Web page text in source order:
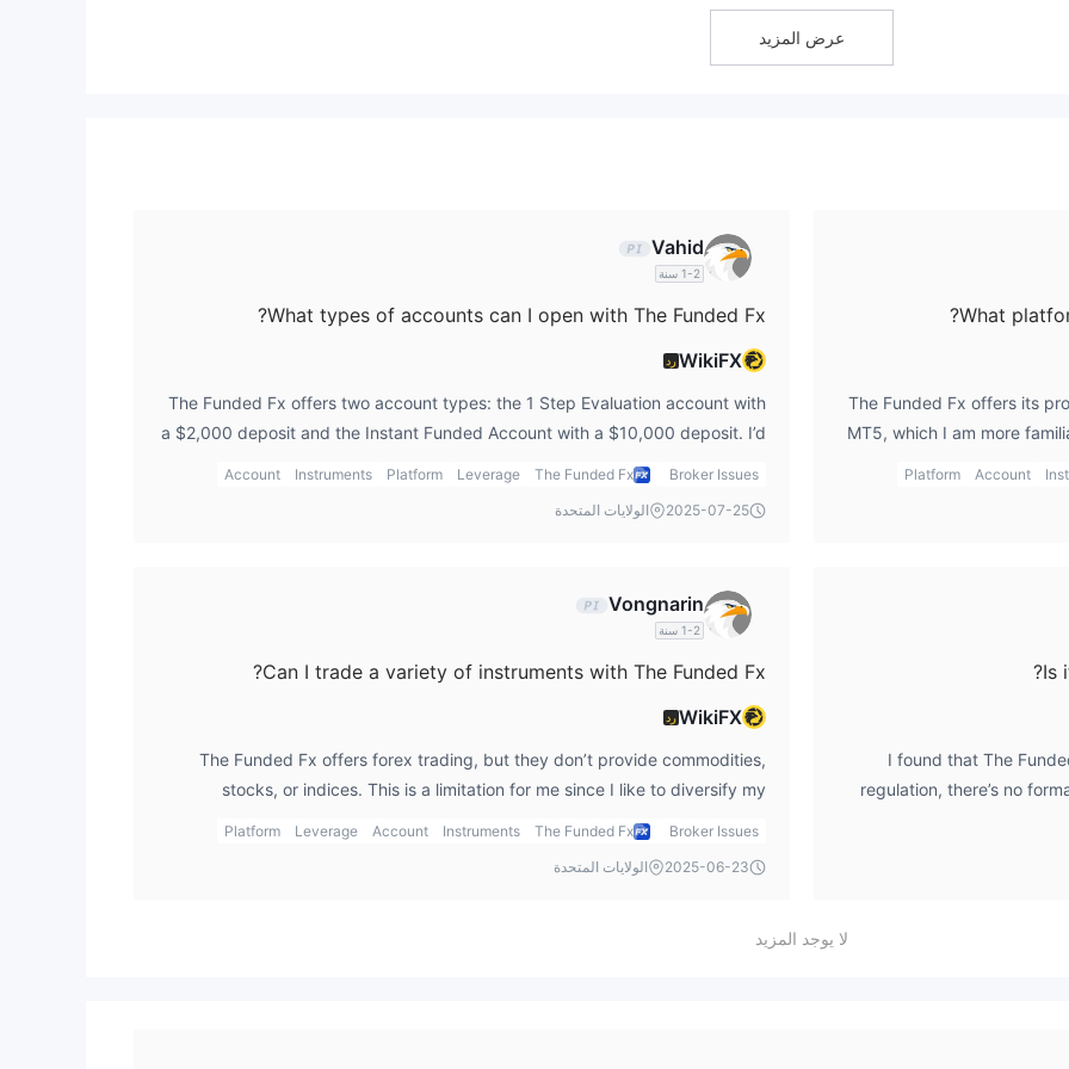
48 ساعة عمل ولكن قد
عرض المزيد
What
The Funded Fx offers its
MT5, which I am more
trade on their
Account
Platform
Vahid
1-2 سنة
What types of accounts can I open with The Funded Fx?
WikiFXرد
The Funded Fx offers two account types: the 1 Step Evaluation account with
a $2,000 deposit and the Instant Funded Account with a $10,000 deposit. I’d
find the $2,000 requirement more accessible, but I’d still need to pass the
have access to my account.
Broker Issues
The Funded Fx
Leverage
Platform
Instruments
Account
2025-07-25
الولايات المتحدة
Is
I found that The
regulation, there’s no
me, the funded fx login
Vongnarin
1-2 سنة
Can I trade a variety of instruments with The Funded Fx?
WikiFXرد
The Funded Fx offers forex trading, but they don’t provide commodities,
stocks, or indices. This is a limitation for me since I like to diversify my
portfolio. If I wanted a broader range of assets, I’d have to look elsewhere,
Broker Issues
The Funded Fx
Instruments
Account
Leverage
Platform
2025-06-23
الولايات المتحدة
لا يوجد المزيد